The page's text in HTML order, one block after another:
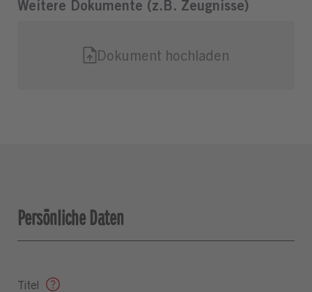
Persönliche Daten
Titel